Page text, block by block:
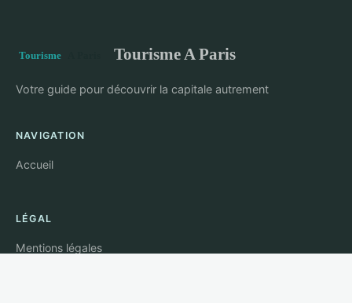
Tourisme A Paris
Votre guide pour découvrir la capitale autrement
NAVIGATION
Accueil
LÉGAL
Mentions légales